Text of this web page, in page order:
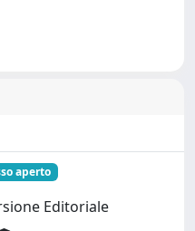
aperto
Editoriale